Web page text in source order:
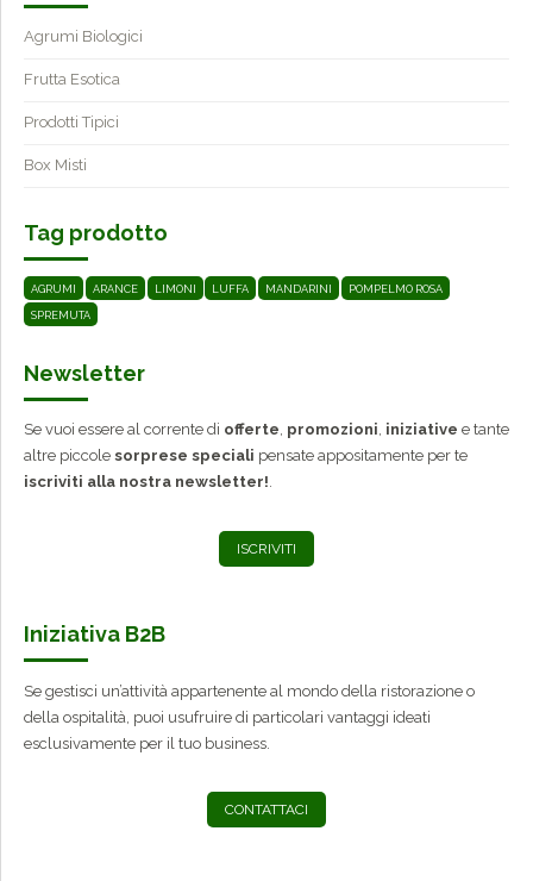
Agrumi Biologici
Frutta Esotica
Prodotti Tipici
Box Misti
Tag prodotto
AGRUMI ARANCE LIMONI LUFFA MANDARINI
POMPELMO ROSA
SPREMUTA
Newsletter
Se vuoi essere al corrente di offerte, promozioni, iniziative e tante
altre piccole sorprese speciali pensate appositamente per te
iscriviti alla nostra newsletter!.
ISCRIVITI
Iniziativa B2B
Se gestisci un’attività appartenente al mondo della ristorazione o
della ospitalità, puoi usufruire di particolari vantaggi ideati
esclusivamente per il tuo business.
CONTATTACI